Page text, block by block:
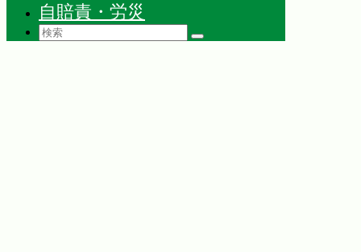
自賠責・労災
Search